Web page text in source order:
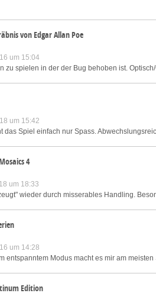
von Edgar Allan Poe
um 15:04
zu spielen in der der Bug behoben ist.
um 15:42
das Spiel einfach nur Spass.
4
um 18:33
wieder durch misserables Handling.
um 14:28
entspanntem Modus macht es mir am
Edition